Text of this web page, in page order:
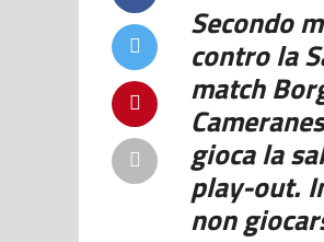
Secondo
contro la
match
gioca la
play-out.
non